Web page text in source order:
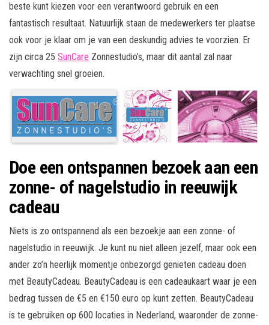
beste kunt kiezen voor een verantwoord gebruik en een
fantastisch resultaat. Natuurlijk staan de medewerkers ter plaatse
ook voor je klaar om je van een deskundig advies te voorzien. Er
zijn circa 25 SunCare Zonnestudio’s, maar dit aantal zal naar
verwachting snel groeien.
Doe een ontspannen bezoek aan een
zonne- of nagelstudio in reeuwijk
cadeau
Niets is zo ontspannend als een bezoekje aan een zonne- of
nagelstudio in reeuwijk. Je kunt nu niet alleen jezelf, maar ook een
ander zo’n heerlijk momentje onbezorgd genieten cadeau doen
met BeautyCadeau. BeautyCadeau is een cadeaukaart waar je een
bedrag tussen de €5 en €150 euro op kunt zetten. BeautyCadeau
is te gebruiken op 600 locaties in Nederland, waaronder de zonne-